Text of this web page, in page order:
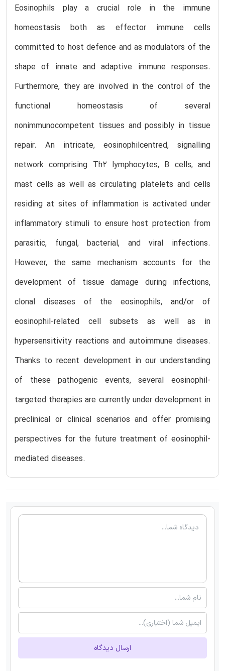
Eosinophils play a crucial role in the immune
homeostasis both as effector immune cells
committed to host defence and as modulators of the
shape of innate and adaptive immune responses.
Furthermore, they are involved in the control of the
functional homeostasis of several
nonimmunocompetent tissues and possibly in tissue
repair. An intricate, eosinophilcentred, signalling
network comprising Th2 lymphocytes, B cells, and
mast cells as well as circulating platelets and cells
residing at sites of inflammation is activated under
inflammatory stimuli to ensure host protection from
parasitic, fungal, bacterial, and viral infections.
However, the same mechanism accounts for the
development of tissue damage during infections,
clonal diseases of the eosinophils, and/or of
eosinophil-related cell subsets as well as in
hypersensitivity reactions and autoimmune diseases.
Thanks to recent development in our understanding
of these pathogenic events, several eosinophil-
targeted therapies are currently under development in
preclinical or clinical scenarios and offer promising
perspectives for the future treatment of eosinophil-
mediated diseases.
ارسال دیدگاه